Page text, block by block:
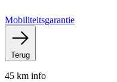
Mobiliteitsgarantie
Terug
45 km info